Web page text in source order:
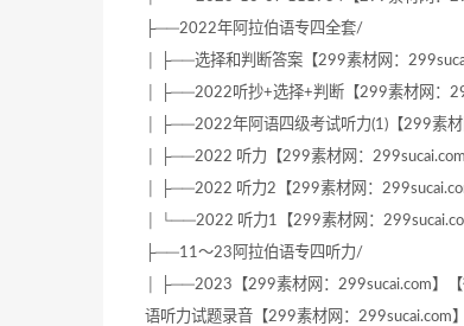
├──2022年阿拉伯语专四全套/
│ ├──选择和判断答案【299素材网：
│ ├──2022听抄+选择+判断【299素材网：
│ ├──2022年阿语四级考试听力(1)【299素
│ ├──2022 听力【299素材网：
│ ├──2022 听力2【299素材网：
│ └──2022 听力1【299素材网：
├──11～23阿拉伯语专四听力/
│ ├──2023【299素材网：299sucai.com】
语听力试题录音【299素材网：299sucai.com